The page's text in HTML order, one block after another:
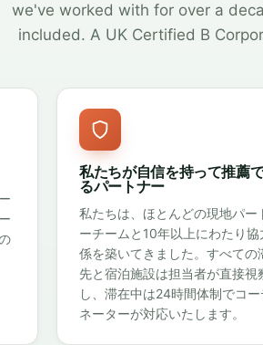
we've worked with for over a
included. A UK Certified B
私たちが自信を持って推薦
るパートナー
私たちは、ほとんどの現地パー
ーチームと10年以上にわたり協
係を築いてきました。すべての
先と宿泊施設は担当者が直接視
し、滞在中は24時間体制でコー
ネーターが対応いたします。